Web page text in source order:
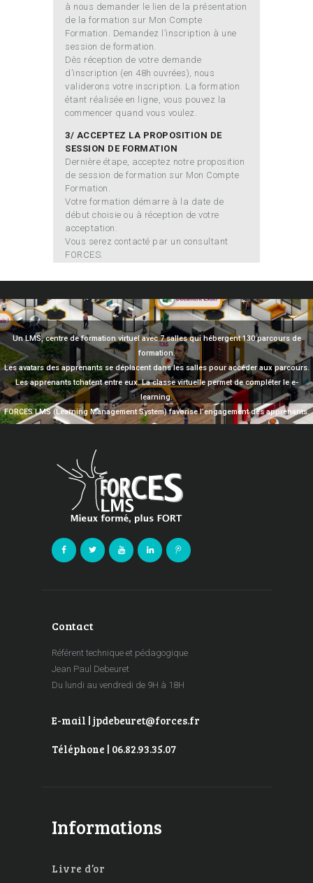
à nous demander le lien de la présentation
de la formation sur Mon Compte
Formation. Demandez l’inscription à une
session de formation.
Dès réception de votre demande
d’inscription (en 48h ouvrées), nous
validerons votre inscription. La formation
étant réalisée en ligne, vous pouvez la
commencer quand vous voulez.
3/ ACCEPTEZ LA PROPOSITION DE
SESSION DE FORMATION
Dernière étape, acceptez notre proposition
de session de formation sur Mon Compte
Formation.
Votre formation démarre à la date de
début choisie ou à réception de votre
acceptation.
Vous serez contacté par un consultant
FORCES.
Un LMS, centre de formation virtuel avec 7 salles qui hébergent 130 parcours de
formation.
Les avatars des apprenants se déplacent dans les salles pour accéder aux parcours.
Les apprenants tchatent entre eux. La classe virtuelle permet de compléter le e-
learning.
FORCES LMS (Learning Management System) favorise l’engagement des apprenants.
Contact
Référent technique et pédagogique
Jean Paul Debeuret
Du lundi au vendredi de 9H à 18H
E-mail | jpdebeuret@forces.fr
Téléphone | 06.82.93.35.07
Informations
Livre d’or